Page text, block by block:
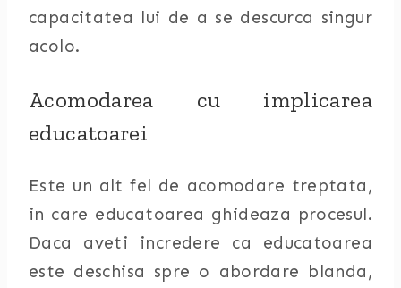
capacitatea lui de a se descurca singur
acolo.
Acomodarea cu implicarea
educatoarei
Este un alt fel de acomodare treptata,
in care educatoarea ghideaza procesul.
Daca aveti incredere ca educatoarea
este deschisa spre o abordare blanda,